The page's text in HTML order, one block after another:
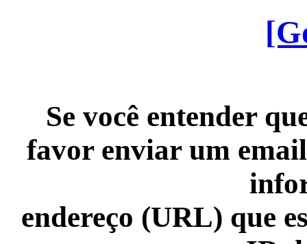
Se você entender
favor enviar um
endereço (URL) que